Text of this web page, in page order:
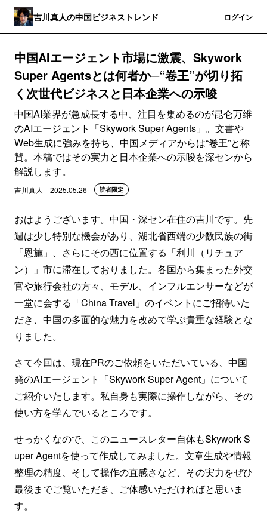
吉川真人の中国ビジネストレンド ログイン
中国AIエージェント市場に激震、Skywork
Super Agentsとは何者か─“卷王”が切り拓
く次世代ビジネスと日本企業への示唆
中国AI業界が急成長する中、注目を集めるのが昆仑万维
のAIエージェント「Skywork Super Agents」。文書や
Web生成に強みを持ち、中国メディアからは“卷王”と称
賛。本稿ではその実力と日本企業への示唆を深センから
解説します。
吉川真人 2025.05.26 読者限定
おはようございます。中国・深セン在住の吉川です。先
週は少し特別な機会があり、湖北省西端の少数民族の街
「恩施」、さらにその西に位置する「利川（リチュア
ン）」市に滞在しておりました。各国から集まった外交
官や旅行会社の方々、モデル、インフルエンサーなどが
一堂に会する「China Travel」のイベントにご招待いた
だき、中国の多面的な魅力を改めて学ぶ貴重な経験とな
りました。
さて今回は、現在PRのご依頼をいただいている、中国
発のAIエージェント「Skywork Super Agent」について
ご紹介いたします。私自身も実際に操作しながら、その
使い方を学んでいるところです。
せっかくなので、このニュースレター自体もSkywork S
uper Agentを使って作成してみました。文章生成や情報
整理の精度、そして操作の直感さなど、その実力をぜひ
最後までご覧いただき、ご体感いただければと思いま
す。